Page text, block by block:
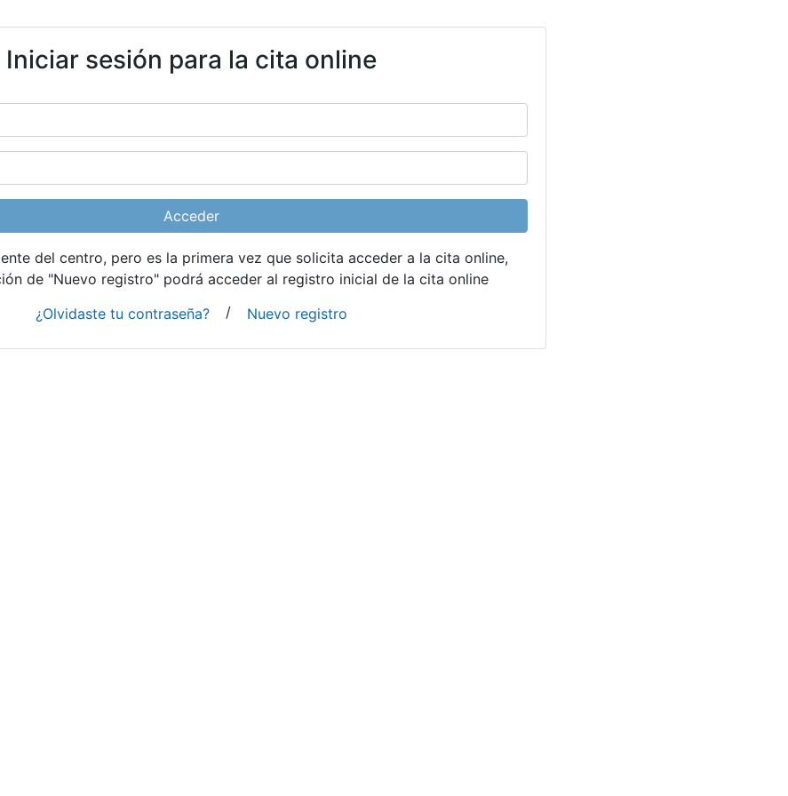
Iniciar sesión para la cita online
Acceder
del centro, pero es la primera vez que solicita acceder a la cita online,
de "Nuevo registro" podrá acceder al registro inicial de la cita online
¿Olvidaste tu contraseña?
/ Nuevo registro